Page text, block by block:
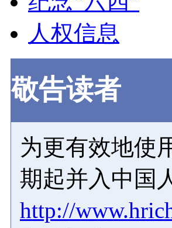
人权信息
敬告读者
为更有效地使
期起并入中国
http://